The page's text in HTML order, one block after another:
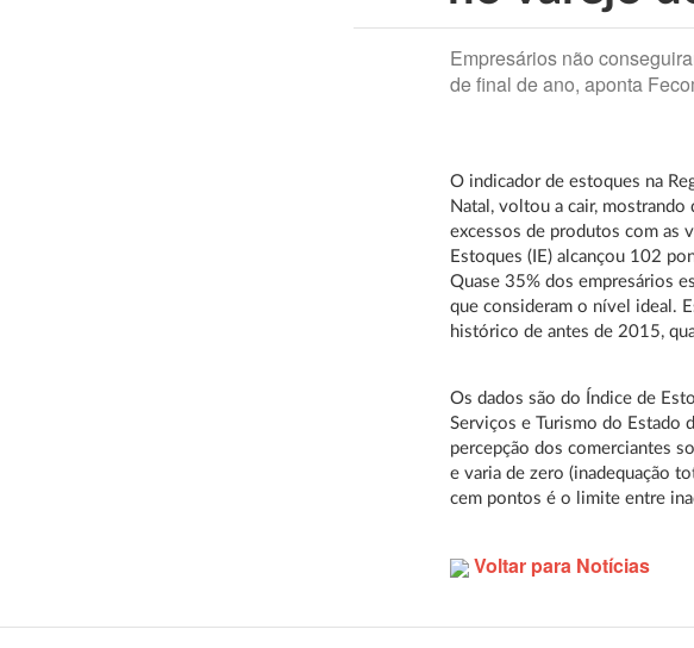
Empresários não
de final de ano, aponta
O indicador de estoques na
Natal, voltou a cair,
excessos de produtos com as
Estoques (IE) alcançou 102
Quase 35% dos empresários
que consideram o nível ideal.
histórico de antes de 2015,
Os dados são do Índice de
Serviços e Turismo do Estado
percepção dos comerciantes
e varia de zero (inadequação
cem pontos é o limite entre
Voltar para Notícias